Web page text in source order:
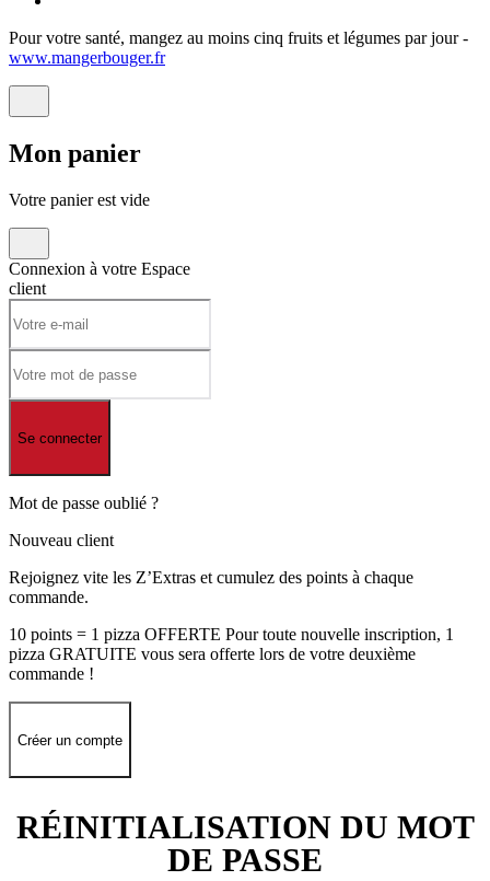
Pour votre santé, mangez au moins cinq fruits et légumes par jour -
www.mangerbouger.fr
Mon panier
Votre panier est vide
Connexion à votre Espace
client
Se connecter
Mot de passe oublié ?
Nouveau client
Rejoignez vite les Z’Extras et cumulez des points à chaque
commande.
10 points = 1 pizza OFFERTE Pour toute nouvelle inscription, 1
pizza GRATUITE vous sera offerte lors de votre deuxième
commande !
Créer un compte
RÉINITIALISATION DU MOT
DE PASSE